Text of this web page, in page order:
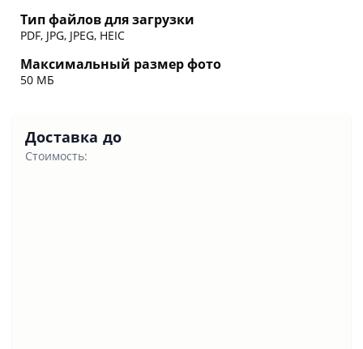
Тип файлов для загрузки
PDF, JPG, JPEG, HEIC
Максимальный размер фото
50 МБ
Доставка до
Стоимость: